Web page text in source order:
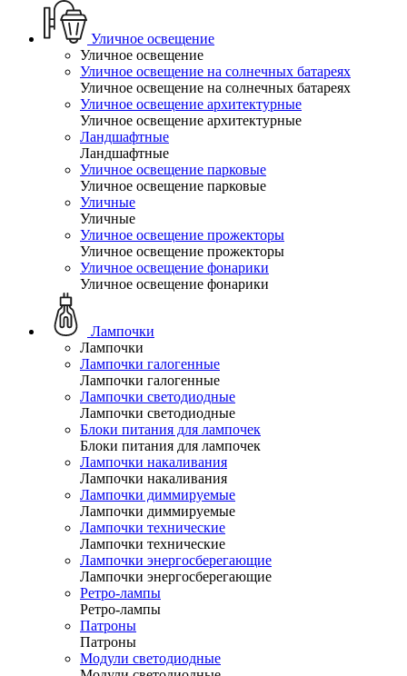
Уличное освещение
Уличное освещение
Уличное освещение на солнечных батареях
Уличное освещение на солнечных батареях
Уличное освещение архитектурные
Уличное освещение архитектурные
Ландшафтные
Ландшафтные
Уличное освещение парковые
Уличное освещение парковые
Уличные
Уличные
Уличное освещение прожекторы
Уличное освещение прожекторы
Уличное освещение фонарики
Уличное освещение фонарики
Лампочки
Лампочки
Лампочки галогенные
Лампочки галогенные
Лампочки светодиодные
Лампочки светодиодные
Блоки питания для лампочек
Блоки питания для лампочек
Лампочки накаливания
Лампочки накаливания
Лампочки диммируемые
Лампочки диммируемые
Лампочки технические
Лампочки технические
Лампочки энергосберегающие
Лампочки энергосберегающие
Ретро-лампы
Ретро-лампы
Патроны
Патроны
Модули светодиодные